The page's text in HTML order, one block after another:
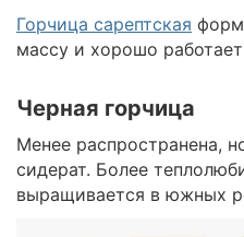
Горчица сарептская
массу и хорошо
Черная горчица
Менее распространена,
сидерат. Более
выращивается в южных